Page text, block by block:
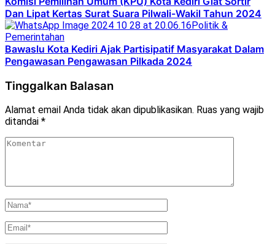
Dan Lipat Kertas Surat Suara Pilwali-Wakil Tahun 2024
Politik &
Pemerintahan
Bawaslu Kota Kediri Ajak Partisipatif Masyarakat Dalam
Pengawasan Pengawasan Pilkada 2024
Tinggalkan Balasan
Alamat email Anda tidak akan dipublikasikan. Ruas yang wajib
ditandai *